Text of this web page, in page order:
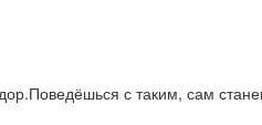
с таким, сам